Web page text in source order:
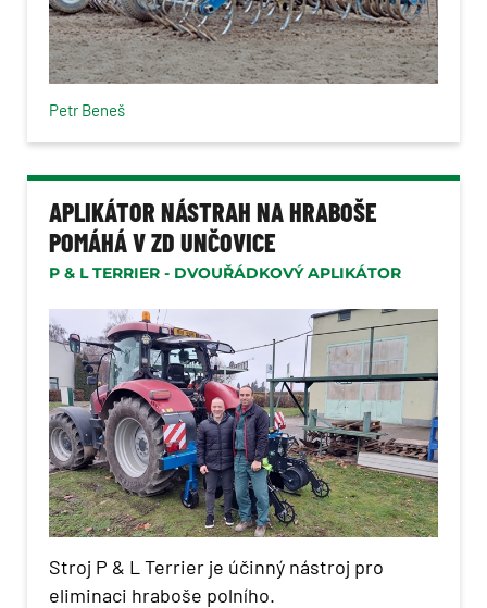
Petr Beneš
APLIKÁTOR NÁSTRAH NA HRABOŠE
POMÁHÁ V ZD UNČOVICE
P & L TERRIER - DVOUŘÁDKOVÝ APLIKÁTOR
Stroj P & L Terrier je účinný nástroj pro
eliminaci hraboše polního.